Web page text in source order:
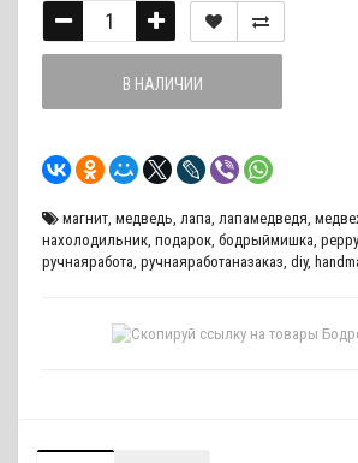
В НАЛИЧИИ
магнит, медведь, лапа, лапамедведя,
нахолодильник, подарок, бодрыймишка,
ручнаяработа, ручнаяработаназаказ, diy,